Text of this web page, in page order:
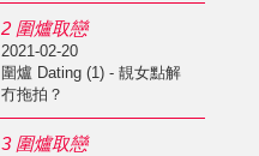
2 圍爐取戀
2021-02-20
圍爐 Dating (1) - 靚女點解
冇拖拍？
3 圍爐取戀